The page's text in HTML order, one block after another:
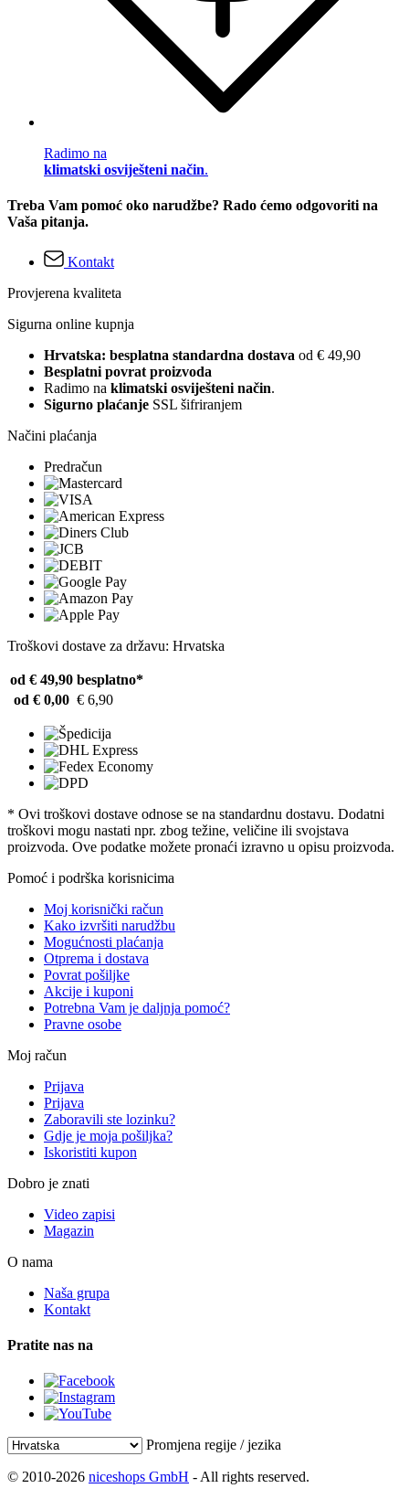
Radimo na
klimatski osviješteni način.
Treba Vam pomoć oko narudžbe? Rado ćemo odgovoriti na
Vaša pitanja.
Kontakt
Provjerena kvaliteta
Sigurna online kupnja
Hrvatska: besplatna standardna dostava od € 49,90
Besplatni povrat proizvoda
Radimo na klimatski osviješteni način.
Sigurno plaćanje SSL šifriranjem
Načini plaćanja
Predračun
Troškovi dostave za državu: Hrvatska
od € 49,90 besplatno*
od € 0,00 € 6,90
* Ovi troškovi dostave odnose se na standardnu ​​dostavu. Dodatni
troškovi mogu nastati npr. zbog težine, veličine ili svojstava
proizvoda. Ove podatke možete pronaći izravno u opisu proizvoda.
Pomoć i podrška korisnicima
Moj korisnički račun
Kako izvršiti narudžbu
Mogućnosti plaćanja
Otprema i dostava
Povrat pošiljke
Akcije i kuponi
Potrebna Vam je daljnja pomoć?
Pravne osobe
Moj račun
Prijava
Prijava
Zaboravili ste lozinku?
Gdje je moja pošiljka?
Iskoristiti kupon
Dobro je znati
Video zapisi
Magazin
O nama
Naša grupa
Kontakt
Pratite nas na
Promjena regije / jezika
© 2010-2026 niceshops GmbH - All rights reserved.